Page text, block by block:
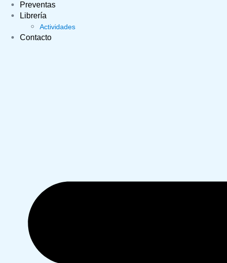
Preventas
Librería
Actividades
Contacto